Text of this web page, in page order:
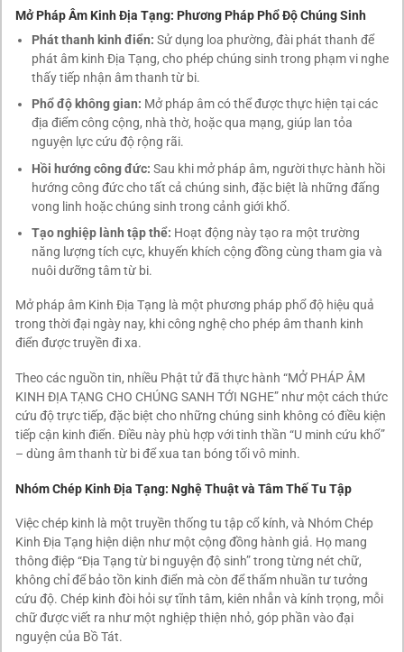
Mở Pháp Âm Kinh Địa Tạng: Phương Pháp Phổ Độ Chúng Sinh
Phát thanh kinh điển: Sử dụng loa phường, đài phát thanh để
phát âm kinh Địa Tạng, cho phép chúng sinh trong phạm vi nghe
thấy tiếp nhận âm thanh từ bi.
Phổ độ không gian: Mở pháp âm có thể được thực hiện tại các
địa điểm công cộng, nhà thờ, hoặc qua mạng, giúp lan tỏa
nguyện lực cứu độ rộng rãi.
Hồi hướng công đức: Sau khi mở pháp âm, người thực hành hồi
hướng công đức cho tất cả chúng sinh, đặc biệt là những đấng
vong linh hoặc chúng sinh trong cảnh giới khổ.
Tạo nghiệp lành tập thể: Hoạt động này tạo ra một trường
năng lượng tích cực, khuyến khích cộng đồng cùng tham gia và
nuôi dưỡng tâm từ bi.
Mở pháp âm Kinh Địa Tạng là một phương pháp phổ độ hiệu quả
trong thời đại ngày nay, khi công nghệ cho phép âm thanh kinh
điển được truyền đi xa.
Theo các nguồn tin, nhiều Phật tử đã thực hành “MỞ PHÁP ÂM
KINH ĐỊA TẠNG CHO CHÚNG SANH TỚI NGHE” như một cách thức
cứu độ trực tiếp, đặc biệt cho những chúng sinh không có điều kiện
tiếp cận kinh điển. Điều này phù hợp với tinh thần “U minh cứu khổ”
– dùng âm thanh từ bi để xua tan bóng tối vô minh.
Nhóm Chép Kinh Địa Tạng: Nghệ Thuật và Tâm Thế Tu Tập
Việc chép kinh là một truyền thống tu tập cổ kính, và Nhóm Chép
Kinh Địa Tạng hiện diện như một cộng đồng hành giả. Họ mang
thông điệp “Địa Tạng từ bi nguyện độ sinh” trong từng nét chữ,
không chỉ để bảo tồn kinh điển mà còn để thấm nhuần tư tưởng
cứu độ. Chép kinh đòi hỏi sự tĩnh tâm, kiên nhẫn và kính trọng, mỗi
chữ được viết ra như một nghiệp thiện nhỏ, góp phần vào đại
nguyện của Bồ Tát.